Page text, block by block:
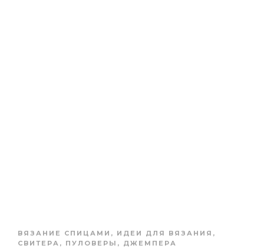
ВЯЗАНИЕ СПИЦАМИ , ИДЕИ ДЛЯ ВЯЗАНИЯ ,
СВИТЕРА, ПУЛОВЕРЫ, ДЖЕМПЕРА